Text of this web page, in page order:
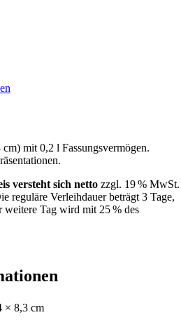
mit 0,2 l Fassungsvermögen.
versteht sich netto zzgl. 19 % MwSt.
reguläre Verleihdauer beträgt 3 Tage,
weitere Tag wird mit 25 % des
× 8,3 cm